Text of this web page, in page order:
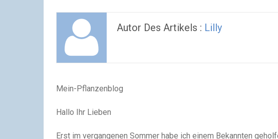
Autor Des Artikels : Lilly
Mein-Pflanzenblog
Hallo Ihr Lieben
Erst im vergangenen Sommer habe ich einem Bekannten